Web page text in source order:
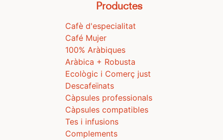
Productes
Cafè d'especialitat
Café Mujer
100% Aràbiques
Aràbica + Robusta
Ecològic i Comerç just
Descafeïnats
Càpsules professionals
Càpsules compatibles
Tes i infusions
Complements